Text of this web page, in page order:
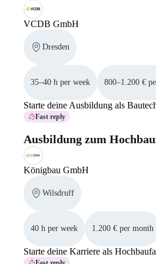
VCDB GmbH
Dresden
35–40 h per week 800–1.200 €
Starte deine Ausbildung als
Fast reply
Ausbildung zum
Königbau GmbH
Wilsdruff
40 h per week 1.200 € per month
Starte deine Karriere als